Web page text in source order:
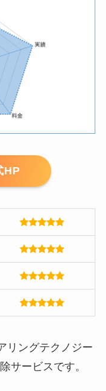
HP
リングテクノジー
サービスです。